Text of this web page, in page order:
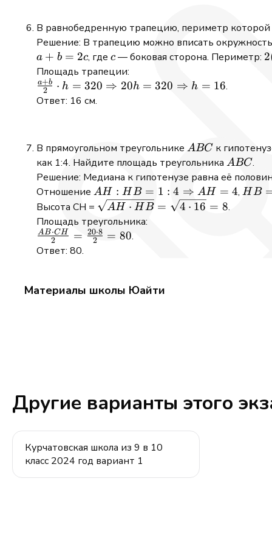
В равнобедренную трапецию, периметр
Решение: В трапецию можно вписать
a
+
b
=
a + b = 2c, гдеc
c — боковая сторона. Периметр: 2
Площадь трапеции:
\frac{a +
b}{2} \cdot
20h = 320
\Rightarrow
h = 16
2
a+b ⋅ h = 320 ⇒ 20h = 320 ⇒ h = 16.
Ответ: 16 см.
В прямоугольном треугольнике ABC
A BC к
как 1:4. Найдите площадь треугольника ABC
A BC.
Решение: Медиана к гипотенузе равна её
Отношение AH:HB =
1:4
\Rightarrow
AH = 4
A H : H B = 1 : 4 ⇒ A H = 4,HB
H B
Высота CH = \sqrt{AH
\cdot
HB} =
A H ⋅ H B = 4 ⋅ 16 = 8.
Площадь треугольника:
\frac{AB
\cdot
\frac{20
2
AB⋅CH = 2
20⋅8 = 80.
Ответ: 80.
Материалы школы Юайти
Другие варианты этого
Курчатовская школа из 9 в 10
класс 2024 год вариант 1